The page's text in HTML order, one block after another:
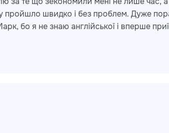
пройшло швидко і без проблем. Дуже
бо я не знаю англійської і вперше